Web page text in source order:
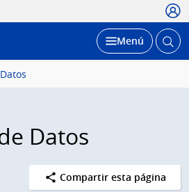
Desplegar
Menú Abrir
Datos
Compartir esta página